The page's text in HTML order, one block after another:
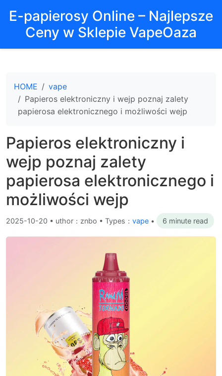
E-papierosy Online – Najlepsze
Ceny w Sklepie VapeOaza
HOME
vape
Papieros elektroniczny i wejp poznaj zalety
papierosa elektronicznego i możliwości wejp
Papieros elektroniczny i
wejp poznaj zalety
papierosa elektronicznego i
możliwości wejp
2025-10-20 • uthor：znbo • Types： vape • 6 minute read